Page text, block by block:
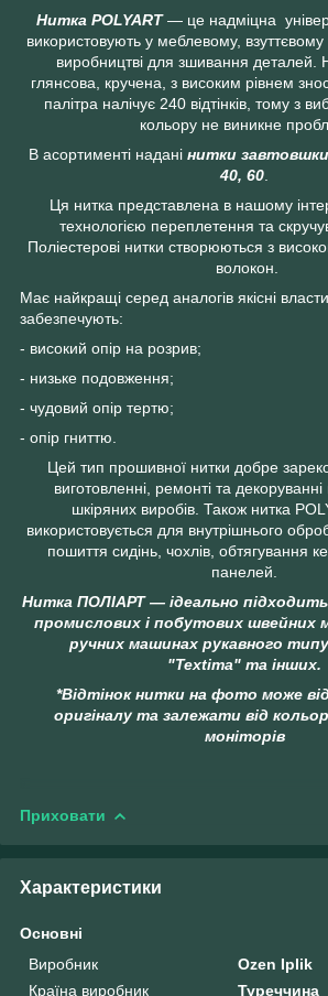
Нитка POLYART— це надміцна
використовують у меблевому,
виробництві для зшивання деталей.
глянсова, кручена, з високим рівнем
палітра налічує 240 відтінків, тому з
кольору не виникне
В асортименті надані нитки завтовшки
40, 60
Ця нитка представлена в нашому
технологією переплетення та
Поліестерові нитки створюються з
волокон.
Має найкращі серед аналогів якісні
забезпечують:
- високий опір на розрив;
- низьке подовження;
- чудовий опір тертю;
- опір гниттю.
Цей тип прошивної нитки добре
виготовленні, ремонті та декоруванні
шкіряних виробів. Також нитка
використовується для внутрішнього
пошиття сидінь, чохлів, обтягування
панелей.
Нитка ПОЛІАРТ — ідеально
промислових і побутових швейних
ручних машинах рукавного
"Textima" та інших.
*Відтінок нитки на фото може
оригіналу та залежати від
моніторів
Приховати
Характеристики
Основні
Виробник
Ozen Iplik
Країна виробник
Туреччина